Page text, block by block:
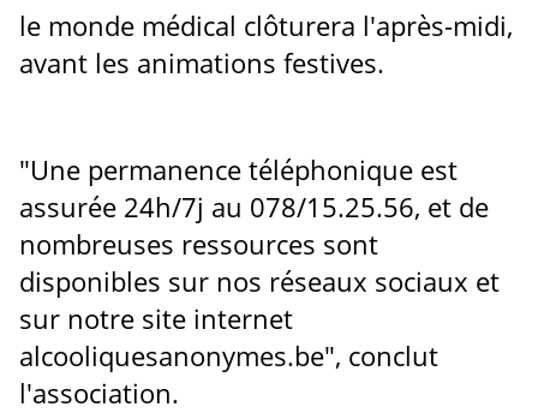
le monde médical clôturera l'après-midi,
avant les animations festives.
"Une permanence téléphonique est
assurée 24h/7j au 078/15.25.56, et de
nombreuses ressources sont
disponibles sur nos réseaux sociaux et
sur notre site internet
alcooliquesanonymes.be", conclut
l'association.